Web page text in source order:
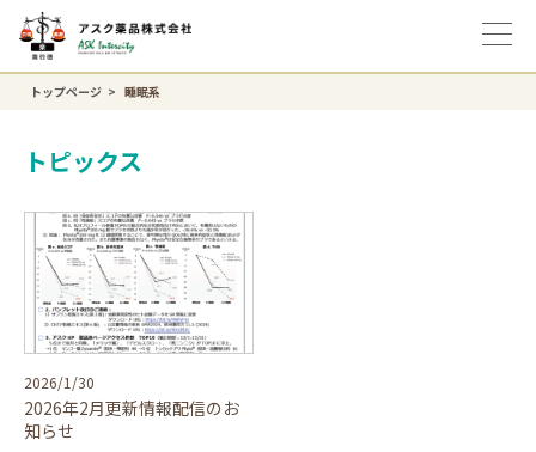
トップページ 睡眠系
トピックス
2026/1/30
2026年2月更新情報配信のお
知らせ